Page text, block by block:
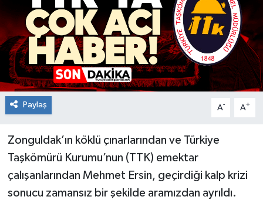
Paylaş A- A+
Zonguldak’ın köklü çınarlarından ve Türkiye
Taşkömürü Kurumu’nun (TTK) emektar
çalışanlarından Mehmet Ersin, geçirdiği kalp krizi
sonucu zamansız bir şekilde aramızdan ayrıldı.